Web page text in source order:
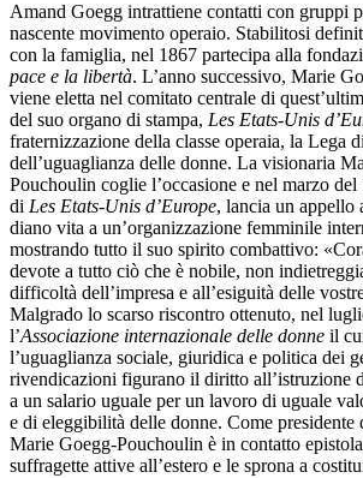
Amand Goegg intrattiene contatti con gruppi
nascente movimento operaio. Stabilitosi
con la famiglia, nel 1867 partecipa alla
pace e la libertà. L’anno successivo, Marie
viene eletta nel comitato centrale di
del suo organo di stampa, Les Etats-Unis
fraternizzazione della classe operaia, la Lega
dell’uguaglianza delle donne. La visionaria
Pouchoulin coglie l’occasione e nel marzo
di Les Etats-Unis d’Europe, lancia un appello
diano vita a un’organizzazione femminile
mostrando tutto il suo spirito combattivo:
devote a tutto ciò che è nobile, non
difficoltà dell’impresa e all’esiguità delle
Malgrado lo scarso riscontro ottenuto, nel
l’Associazione internazionale delle donne il
l’uguaglianza sociale, giuridica e politica dei
rivendicazioni figurano il diritto all’istruzione
a un salario uguale per un lavoro di uguale
e di eleggibilità delle donne. Come presidente
Marie Goegg-Pouchoulin è in contatto
suffragette attive all’estero e le sprona a